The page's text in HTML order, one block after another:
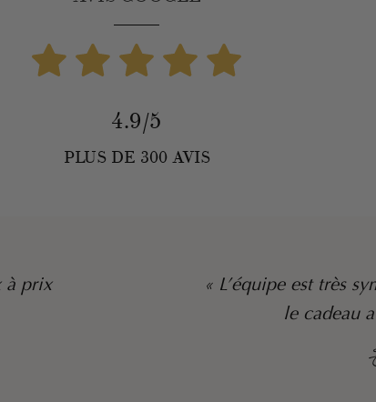
4.9/5
PLUS DE 300 AVIS
très beau,
»
« Toujours au
et le service